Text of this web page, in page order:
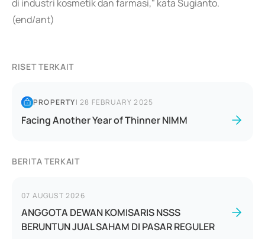
di industri kosmetik dan farmasi," kata Sugianto.
(end/ant)
RISET TERKAIT
PROPERTY|28 FEBRUARY 2025
Facing Another Year of Thinner NIMM
BERITA TERKAIT
07 AUGUST 2026
ANGGOTA DEWAN KOMISARIS NSSS
BERUNTUN JUAL SAHAM DI PASAR REGULER